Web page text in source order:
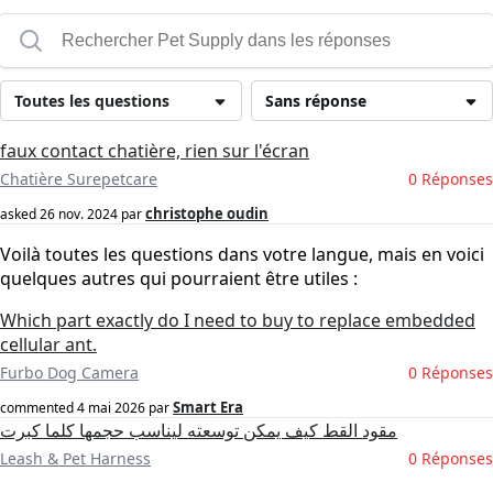
Sans réponse
Toutes les questions
faux contact chatière, rien sur l'écran
Chatière Surepetcare 0 Réponses
asked26 nov. 2024 parchristophe oudin
Voilà toutes les questions dans votre langue, mais en voici
quelques autres qui pourraient être utiles :
Which part exactly do I need to buy to replace embedded
cellular ant.
Furbo Dog Camera 0 Réponses
commented4 mai 2026 parSmart Era
مقود القط كيف يمكن توسعته ليناسب حجمها كلما كبرت
Leash & Pet Harness 0 Réponses